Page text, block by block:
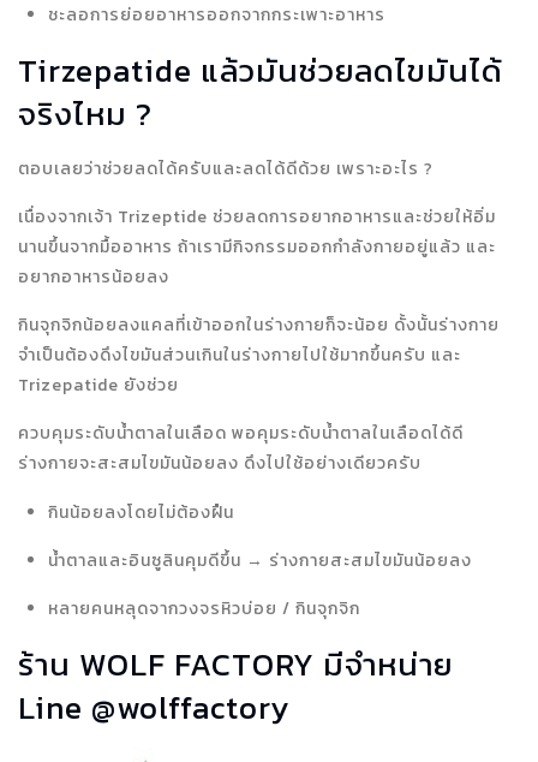
ชะลอการย่อยอาหารออกจากกระเพาะอาหาร
Tirzepatide แล้วมันช่วยลดไขมันได้
จริงไหม ?
ตอบเลยว่าช่วยลดได้ครับและลดได้ดีด้วย เพราะอะไร ?
เนื่องจากเจ้า Trizeptide ช่วยลดการอยากอาหารและช่วยให้อิ่ม
นานขึ้นจากมื้ออาหาร ถ้าเรามีกิจกรรมออกกำลังกายอยู่แล้ว และ
อยากอาหารน้อยลง
กินจุกจิกน้อยลงแคลที่เข้าออกในร่างกายก็จะน้อย ดั้งนั้นร่างกาย
จำเป็นต้องดึงไขมันส่วนเกินในร่างกายไปใช้มากขึ้นครับ และ
Trizepatide ยังช่วย
ควบคุมระดับน้ำตาลในเลือด พอคุมระดับน้ำตาลในเลือดได้ดี
ร่างกายจะสะสมไขมันน้อยลง ดึงไปใช้อย่างเดียวครับ
กินน้อยลงโดยไม่ต้องฝืน
น้ำตาลและอินซูลินคุมดีขึ้น → ร่างกายสะสมไขมันน้อยลง
หลายคนหลุดจากวงจรหิวบ่อย / กินจุกจิก
ร้าน WOLF FACTORY มีจำหน่าย
Line @wolffactory